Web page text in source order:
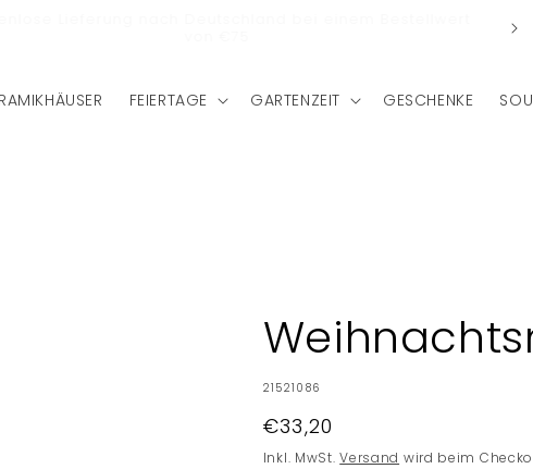
FEIERTAGE GARTENZEIT GESCHENKE
SKU:
21521086
Normaler
Preis
€33,20
Inkl. MwSt.Versand wird beim